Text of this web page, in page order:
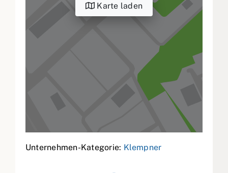
Karte laden
Unternehmen-Kategorie: Klempner